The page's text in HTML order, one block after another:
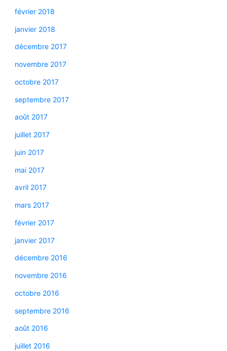
février 2018
janvier 2018
décembre 2017
novembre 2017
octobre 2017
septembre 2017
août 2017
juillet 2017
juin 2017
mai 2017
avril 2017
mars 2017
février 2017
janvier 2017
décembre 2016
novembre 2016
octobre 2016
septembre 2016
août 2016
juillet 2016